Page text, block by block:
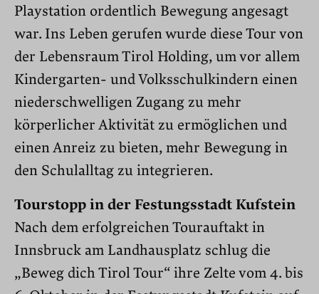
Playstation ordentlich Bewegung angesagt
war. Ins Leben gerufen wurde diese Tour von
der Lebensraum Tirol Holding, um vor allem
Kindergarten- und Volksschulkindern einen
niederschwelligen Zugang zu mehr
körperlicher Aktivität zu ermöglichen und
einen Anreiz zu bieten, mehr Bewegung in
den Schulalltag zu integrieren.
Tourstopp in der Festungsstadt Kufstein
Nach dem erfolgreichen Tourauftakt in
Innsbruck am Landhausplatz schlug die
„Beweg dich Tirol Tour“ ihre Zelte vom 4. bis